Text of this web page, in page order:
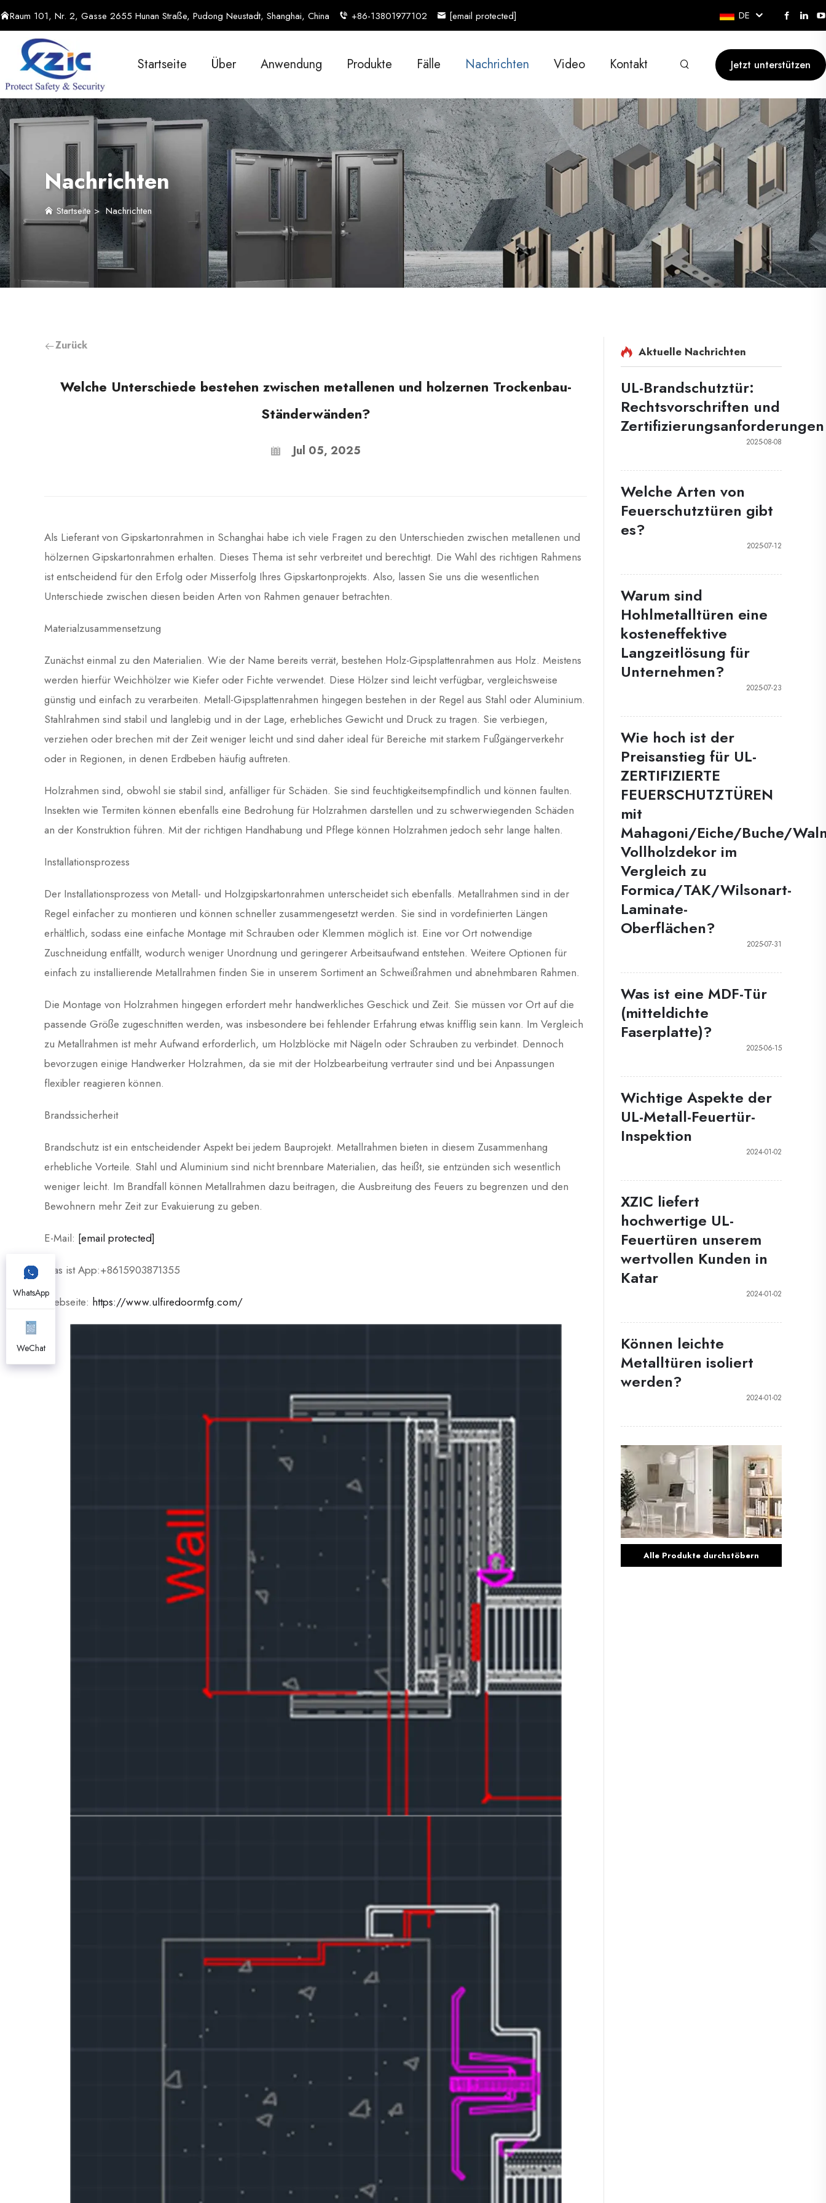
Raum 101, Nr. 2, Gasse 2655 Hunan Straße, Pudong Neustadt, Shanghai, China +86-13801977102 [email protected] DE
Startseite Über Anwendung Produkte Fälle Nachrichten Video Kontakt Jetzt unterstützen
Nachrichten
Startseite > Nachrichten
Zurück
Welche Unterschiede bestehen zwischen metallenen und holzernen Trockenbau-
Ständerwänden?
Jul 05, 2025
Als Lieferant von Gipskartonrahmen in Schanghai habe ich viele Fragen zu den Unterschieden zwischen metallenen und
hölzernen Gipskartonrahmen erhalten. Dieses Thema ist sehr verbreitet und berechtigt. Die Wahl des richtigen Rahmens
ist entscheidend für den Erfolg oder Misserfolg Ihres Gipskartonprojekts. Also, lassen Sie uns die wesentlichen
Unterschiede zwischen diesen beiden Arten von Rahmen genauer betrachten.
Materialzusammensetzung
Zunächst einmal zu den Materialien. Wie der Name bereits verrät, bestehen Holz-Gipsplattenrahmen aus Holz. Meistens
werden hierfür Weichhölzer wie Kiefer oder Fichte verwendet. Diese Hölzer sind leicht verfügbar, vergleichsweise
günstig und einfach zu verarbeiten. Metall-Gipsplattenrahmen hingegen bestehen in der Regel aus Stahl oder Aluminium.
Stahlrahmen sind stabil und langlebig und in der Lage, erhebliches Gewicht und Druck zu tragen. Sie verbiegen,
verziehen oder brechen mit der Zeit weniger leicht und sind daher ideal für Bereiche mit starkem Fußgängerverkehr
oder in Regionen, in denen Erdbeben häufig auftreten.
Holzrahmen sind, obwohl sie stabil sind, anfälliger für Schäden. Sie sind feuchtigkeitsempfindlich und können faulten.
Insekten wie Termiten können ebenfalls eine Bedrohung für Holzrahmen darstellen und zu schwerwiegenden Schäden
an der Konstruktion führen. Mit der richtigen Handhabung und Pflege können Holzrahmen jedoch sehr lange halten.
Installationsprozess
Der Installationsprozess von Metall- und Holzgipskartonrahmen unterscheidet sich ebenfalls. Metallrahmen sind in der
Regel einfacher zu montieren und können schneller zusammengesetzt werden. Sie sind in vordefinierten Längen
erhältlich, sodass eine einfache Montage mit Schrauben oder Klemmen möglich ist. Eine vor Ort notwendige
Zuschneidung entfällt, wodurch weniger Unordnung und geringerer Arbeitsaufwand entstehen. Weitere Optionen für
einfach zu installierende Metallrahmen finden Sie in unserem Sortiment an Schweißrahmen und abnehmbaren Rahmen.
Die Montage von Holzrahmen hingegen erfordert mehr handwerkliches Geschick und Zeit. Sie müssen vor Ort auf die
passende Größe zugeschnitten werden, was insbesondere bei fehlender Erfahrung etwas knifflig sein kann. Im Vergleich
zu Metallrahmen ist mehr Aufwand erforderlich, um Holzblöcke mit Nägeln oder Schrauben zu verbindet. Dennoch
bevorzugen einige Handwerker Holzrahmen, da sie mit der Holzbearbeitung vertrauter sind und bei Anpassungen
flexibler reagieren können.
Brandssicherheit
Brandschutz ist ein entscheidender Aspekt bei jedem Bauprojekt. Metallrahmen bieten in diesem Zusammenhang
erhebliche Vorteile. Stahl und Aluminium sind nicht brennbare Materialien, das heißt, sie entzünden sich wesentlich
weniger leicht. Im Brandfall können Metallrahmen dazu beitragen, die Ausbreitung des Feuers zu begrenzen und den
Bewohnern mehr Zeit zur Evakuierung zu geben.
E-Mail: [email protected]
Was ist App:+8615903871355
Webseite: https://www.ulfiredoormfg.com/
Aktuelle Nachrichten
UL-Brandschutztür:
Rechtsvorschriften und
Zertifizierungsanforderungen
2025-08-08
Welche Arten von
Feuerschutztüren gibt
es?
2025-07-12
Warum sind
Hohlmetalltüren eine
kosteneffektive
Langzeitlösung für
Unternehmen?
2025-07-23
Wie hoch ist der
Preisanstieg für UL-
ZERTIFIZIERTE
FEUERSCHUTZTÜREN
mit
Mahagoni/Eiche/Buche/
Vollholzdekor im
Vergleich zu
Formica/TAK/Wilsonart-
Laminate-
Oberflächen?
2025-07-31
Was ist eine MDF-Tür
(mitteldichte
Faserplatte)?
2025-06-15
Wichtige Aspekte der
UL-Metall-Feuertür-
Inspektion
2024-01-02
XZIC liefert
hochwertige UL-
Feuertüren unserem
wertvollen Kunden in
Katar
2024-01-02
Können leichte
Metalltüren isoliert
werden?
2024-01-02
Alle Produkte durchstöbern
WhatsApp
WeChat